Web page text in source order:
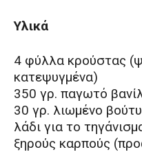
Υλικά
4 φύλλα κρούστας
κατεψυγμένα)
350 γρ. παγωτό
30 γρ. λιωμένο
λάδι για το
ξηρούς καρπούς